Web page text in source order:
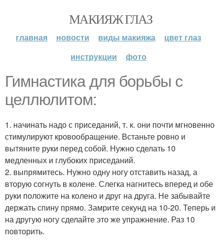
МАКИЯЖ ГЛАЗ
главная новости виды макияжа
цвет глаз
инструкции
фото
Гимнастика для борьбы с
целлюлитом:
1. начинать надо с приседаний, т. к. они почти мгновенно
стимулируют кровообращение. Встаньте ровно и
вытяните руки перед собой. Нужно сделать 10
медленных и глубоких приседаний.
2. выпрямитесь. Нужно одну ногу отставить назад, а
вторую согнуть в колене. Слегка нагнитесь вперед и обе
руки положите на колено и друг на друга. Не забывайте
держать спину прямо. Замрите секунд на 10-20. Теперь и
на другую ногу сделайте это же упражнение. Раз 10
повторить.